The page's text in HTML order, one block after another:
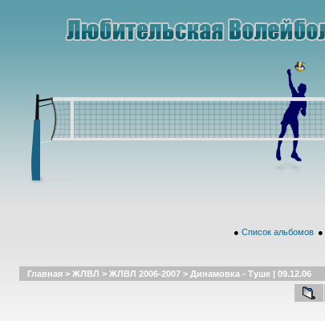
● Список альбомов ●
Главная > ЖЛВЛ > ЖЛВЛ 2006-2007 > Динамовка - Туше | 09.12.06